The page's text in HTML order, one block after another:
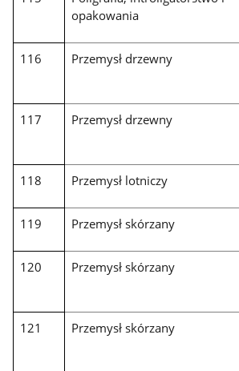
opakowania
116 Przemysł drzewny
117 Przemysł drzewny
118 Przemysł lotniczy
119 Przemysł skórzany
120 Przemysł skórzany
121 Przemysł skórzany